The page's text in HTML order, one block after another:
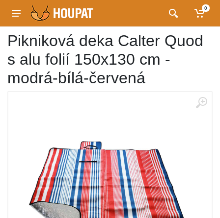
0
Pikniková deka Calter Quod
s alu folií 150x130 cm -
modrá-bílá-červená